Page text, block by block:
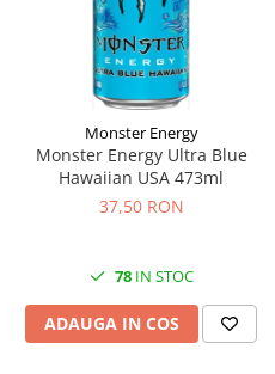
Monster Energy
Monster Energy Ultra Blue
Hawaiian USA 473ml
37,50 RON
78IN STOC
ADAUGA IN COS